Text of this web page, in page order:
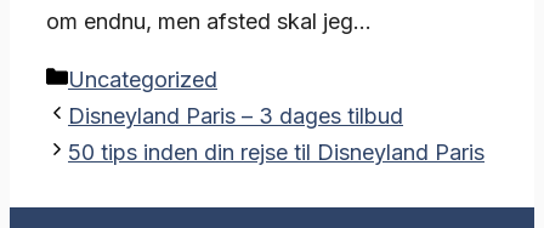
om endnu, men afsted skal jeg…
Kategorier
Uncategorized
Disneyland Paris – 3 dages tilbud
50 tips inden din rejse til Disneyland Paris